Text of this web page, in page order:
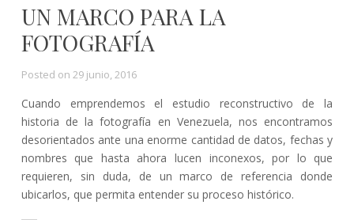
UN MARCO PARA LA
FOTOGRAFÍA
Posted on 29 junio, 2016
Cuando emprendemos el estudio reconstructivo de la
historia de la fotografía en Venezuela, nos encontramos
desorientados ante una enorme cantidad de datos, fechas y
nombres que hasta ahora lucen inconexos, por lo que
requieren, sin duda, de un marco de referencia donde
ubicarlos, que permita entender su proceso histórico.